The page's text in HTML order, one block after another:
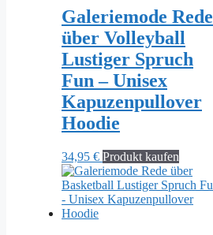
Galeriemode Rede
über Volleyball
Lustiger Spruch
Fun – Unisex
Kapuzenpullover
Hoodie
34,95 € Produkt kaufen